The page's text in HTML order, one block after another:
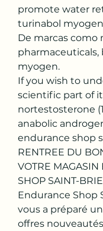
promote water
turinabol
De marcas como
pharmaceuticals,
myogen.
If you wish to
scientific part of
nortestosterone
anabolic
endurance shop
RENTREE DU
VOTRE
SHOP SAINT-
Endurance Shop
vous a préparé
offres